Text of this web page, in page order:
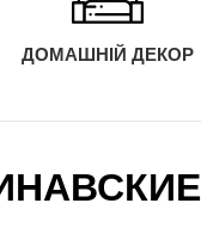
ДОМАШНІЙ ДЕКОР